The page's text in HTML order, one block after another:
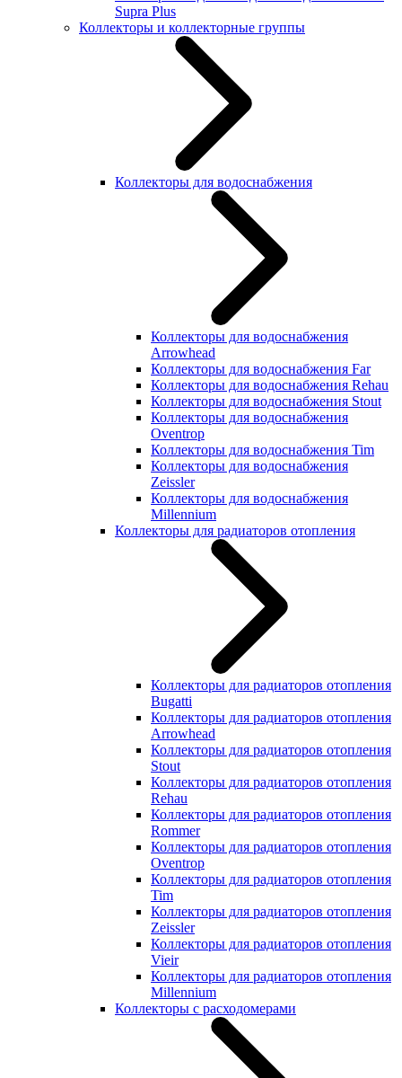
Supra Plus
Коллекторы и коллекторные группы
Коллекторы для водоснабжения
Коллекторы для водоснабжения
Arrowhead
Коллекторы для водоснабжения Far
Коллекторы для водоснабжения Rehau
Коллекторы для водоснабжения Stout
Коллекторы для водоснабжения
Oventrop
Коллекторы для водоснабжения Tim
Коллекторы для водоснабжения
Zeissler
Коллекторы для водоснабжения
Millennium
Коллекторы для радиаторов отопления
Коллекторы для радиаторов отопления
Bugatti
Коллекторы для радиаторов отопления
Arrowhead
Коллекторы для радиаторов отопления
Stout
Коллекторы для радиаторов отопления
Rehau
Коллекторы для радиаторов отопления
Rommer
Коллекторы для радиаторов отопления
Oventrop
Коллекторы для радиаторов отопления
Tim
Коллекторы для радиаторов отопления
Zeissler
Коллекторы для радиаторов отопления
Vieir
Коллекторы для радиаторов отопления
Millennium
Коллекторы с расходомерами